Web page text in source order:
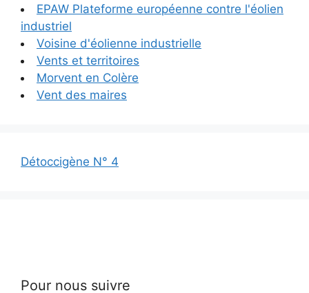
EPAW Plateforme européenne contre l'éolien
industriel
Voisine d'éolienne industrielle
Vents et territoires
Morvent en Colère
Vent des maires
Détoccigène N° 4
Pour nous suivre